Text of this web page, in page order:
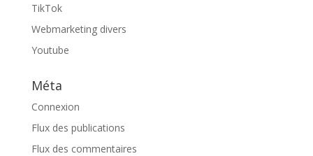
TikTok
Webmarketing divers
Youtube
Méta
Connexion
Flux des publications
Flux des commentaires